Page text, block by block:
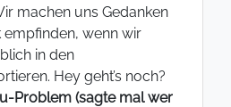
machen uns Gedanken
wenn wir
in den
Hey geht’s noch?
Problem (sagte mal wer